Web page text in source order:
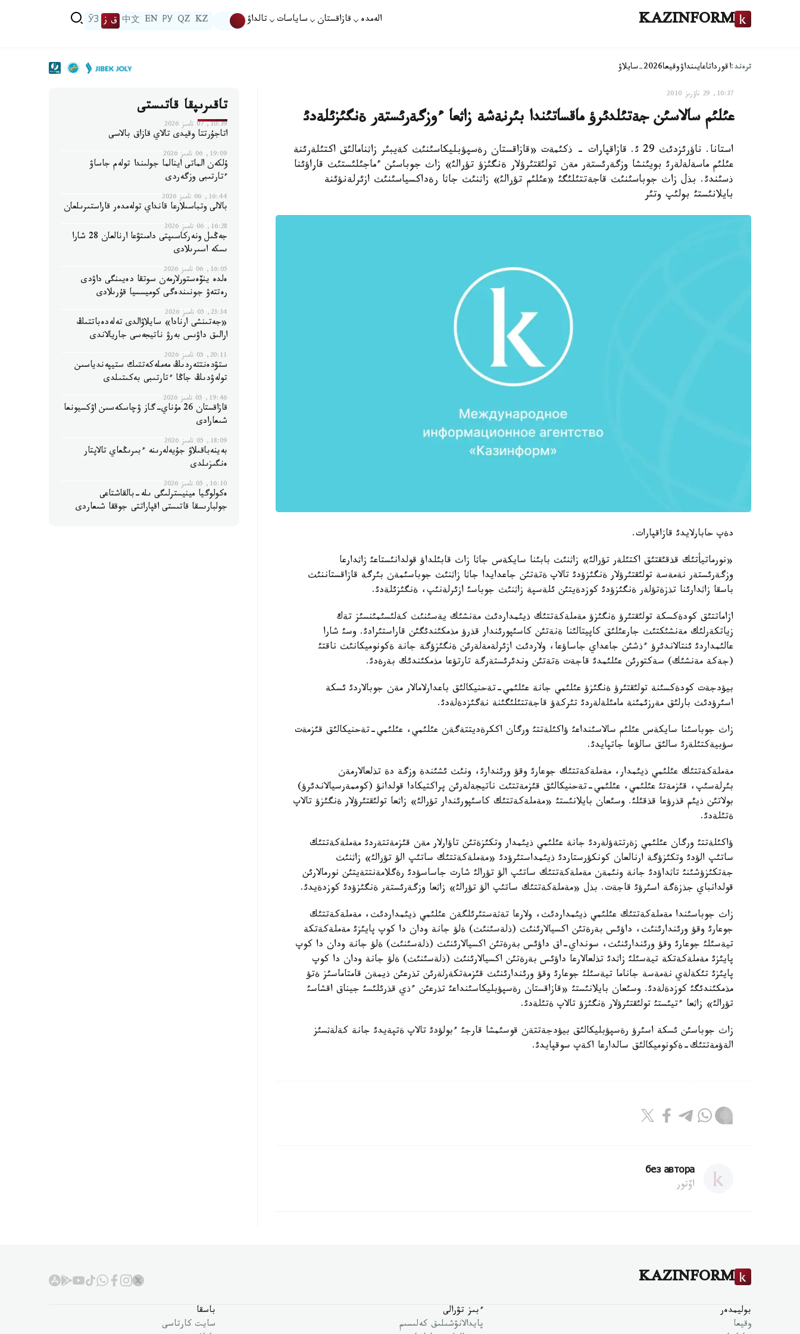
KAZINFORM الەمدە قازاقستان ساياسات تالداۋ KZ
QZ
РУ
EN
中文 ق ز ЎЗ
ترەند:اقورداتاعايىنداۋوقيعا2026-سايلاۋ
10:37, 29 ناۋرىز 2010
عئلئم سالاسئن جةتئلدئرؤ ماقساتئندا بئرنةشة زاثعا ءوزگةرئستةر ةنگئزئلةدئ
استانا. ناؤرئزدئث 29 ئ. قازاقپارات - ذكئمةت «قازاقستان رةسپؤبليكاسئنئث كةيبئر زاثنامالئق اكتئلةرئنة
عئلئم ماسةلةلةرئ بويئنشا وزگةرئستةر مةن تولئقتئرؤلار ةنگئزؤ تؤرالئ» زاث جوباسئن ءماجئلئستئث قاراؤئنا
ذسئندئ. بذل زاث جوباسئنئث قاجةتتئلئگئ «عئلئم تؤرالئ» زاثنئث جاثا رةداكسياسئنئث ازئرلةنؤئنة
بايلانئستئ بولئپ وتئر
دةپ حابارلايدئ قازاقپارات.
«نورماتيأتئك قذقئقتئق اكتئلةر تؤرالئ» زاثنئث بابئنا سايكةس جاثا زاث قابئلداؤ قولدانئستاعئ زاثدارعا
وزگةرئستةر نةمةسة تولئقتئرؤلار ةنگئزؤدئ تالاپ ةتةتئن جاعدايدا جاثا زاثنئث جوباسئمةن بئرگة قازاقستاننئث
باسقا زاثدارئنا تذزةتؤلةر ةنگئزؤدئ كوزدةيتئن ئلةسپة زاثنئث جوباسئ ازئرلةنئپ، ةنگئزئلةدئ.
ازاماتتئق كودةكسكة تولئقتئرؤ ةنگئزؤ مةملةكةتتئك ذيئمداردئث مةنشئك يةسئنئث كةلئسئمئنسئز تةك
زياتكةرلئك مةنشئكتئث جارعئلئق كاپيتالئنا ةنةتئن كاسئپورئندار قذرؤ مذمكئندئگئن قاراستئرادئ. وسئ شارا
عالئمداردئ ئنتالاندئرؤ ءذشئن جاعداي جاساؤعا، ولاردئث ازئرلةمةلةرئن ةنگئزؤگة جانة ةكونوميكانئث ناقتئ
(جةكة مةنشئك) سةكتورئن عئلئمدئ قاجةت ةتةتئن وندئرئستةرگة تارتؤعا مذمكئندئك بةرةدئ.
بيؤدجةت كودةكسئنة تولئقتئرؤ ةنگئزؤ عئلئمي جانة عئلئمي-تةحنيكالئق باعدارلامالار مةن جوبالاردئ ئسكة
اسئرؤدئث بارلئق مةرزئمئنة مامئلةلةردئ تئركةؤ قاجةتتئلئگئنة نةگئزدةلةدئ.
زاث جوباسئنا سايكةس عئلئم سالاسئنداعئ ؤاكئلةتتئ ورگان اككرةديتتةگةن عئلئمي، عئلئمي-تةحنيكالئق قئزمةت
سؤبيةكتئلةرئ سالئق سالؤعا جاتپايدئ.
مةملةكةتتئك عئلئمي ذيئمدار، مةملةكةتتئك جوعارئ وقؤ ورئندارئ، ونئث ئشئندة وزگة دة تذلعالارمةن
بئرلةسئپ، قئزمةتئ عئلئمي، عئلئمي-تةحنيكالئق قئزمةتتئث ناتيجةلةرئن پراكتيكادا قولدانؤ (كوممةرسيالاندئرؤ)
بولاتئن ذيئم قذرؤعا قذقئلئ. وسئعان بايلانئستئ «مةملةكةتتئك كاسئپورئندار تؤرالئ» زاثعا تولئقتئرؤلار ةنگئزؤ تالاپ
ةتئلةدئ.
ؤاكئلةتتئ ورگان عئلئمي زةرتتةؤلةردئ جانة عئلئمي ذيئمدار وتكئزةتئن تاؤارلار مةن قئزمةتتةردئ مةملةكةتتئك
ساتئپ الؤدئ وتكئزؤگة ارنالعان كونكؤرستاردئ ذيئمداستئرؤدئ «مةملةكةتتئك ساتئپ الؤ تؤرالئ» زاثنئث
جةتكئزؤشئنئ تاثداؤدئ جانة ونئمةن مةملةكةتتئك ساتئپ الؤ تؤرالئ شارت جاساسؤدئ رةگلامةنتتةيتئن نورمالارئن
قولدانباي جذزةگة اسئرؤئ قاجةت. بذل «مةملةكةتتئك ساتئپ الؤ تؤرالئ» زاثعا وزگةرئستةر ةنگئزؤدئ كوزدةيدئ.
زاث جوباسئندا مةملةكةتتئك عئلئمي ذيئمداردئث، ولارعا تةثةستئرئلگةن عئلئمي ذيئمداردئث، مةملةكةتتئك
جوعارئ وقؤ ورئندارئنئث، داؤئس بةرةتئن اكسيالارئنئث (ذلةسئنئث) ةلؤ جانة ودان دا كوپ پايئزئ مةملةكةتكة
تيةسئلئ جوعارئ وقؤ ورئندارئنئث، سونداي-اق داؤئس بةرةتئن اكسيالارئنئث (ذلةسئنئث) ةلؤ جانة ودان دا كوپ
پايئزئ مةملةكةتكة تيةسئلئ زاثدئ تذلعالارعا داؤئس بةرةتئن اكسيالارئنئث (ذلةسئنئث) ةلؤ جانة ودان دا كوپ
پايئزئ تئكةلةي نةمةسة جاناما تيةسئلئ جوعارئ وقؤ ورئندارئنئث قئزمةتكةرلةرئن تذرعئن ذيمةن قامتاماسئز ةتؤ
مذمكئندئگئ كوزدةلةدئ. وسئعان بايلانئستئ «قازاقستان رةسپؤبليكاسئنداعئ تذرعئن ءذي قذرئلئسئ جيناق اقشاسئ
تؤرالئ» زاثعا ءتيئستئ تولئقتئرؤلار ةنگئزؤ تالاپ ةتئلةدئ.
زاث جوباسئن ئسكة اسئرؤ رةسپؤبليكالئق بيؤدجةتتةن قوسئمشا قارجئ ءبولؤدئ تالاپ ةتپةيدئ جانة كةلةثسئز
الةؤمةتتئك-ةكونوميكالئق سالدارعا اكةپ سوقپايدئ.
без автора
اۆتور
تاقىرىپقا قاتىستى
10:39, 07 تامىز 2026
اتاجۇرتتا وقيدى تالاي قازاق بالاسى
19:09, 06 تامىز 2026
ۇلكەن الماتى اينالما جولىندا تولەم جاساۋ
ءتارتىبى وزگەردى
16:44, 06 تامىز 2026
بالالى وتباسىلارعا قانداي تولەمدەر قاراستىرىلعان
16:28, 06 تامىز 2026
جەڭىل ونەركاسىپتى دامىتۋعا ارنالعان 28 شارا
ىسكە اسىرىلادى
16:05, 06 تامىز 2026
ەلدە ينۆەستورلارمەن سوتقا دەيىنگى داۋدى
رەتتەۋ جونىندەگى كوميسسيا قۇرىلادى
23:34, 05 تامىز 2026
«جەتىنشى ارنادا» سايلاۋالدى تەلەدەباتتىڭ
ارالىق داۋىس بەرۋ ناتيجەسى جاريالاندى
20:11, 05 تامىز 2026
ستۋدەنتتەردىڭ مەملەكەتتىك ستيپەندياسىن
تولەۋدىڭ جاڭا ءتارتىبى بەكىتىلدى
19:46, 05 تامىز 2026
قازاقستان 26 مۇناي-گاز ۋچاسكەسىن اۋكسيونعا
شىعارادى
18:09, 05 تامىز 2026
بەينەباقىلاۋ جۇيەلەرىنە ءبىرىڭعاي تالاپتار
ەنگىزىلدى
16:10, 05 تامىز 2026
ەكولوگيا مينيسترلىگى ىلە-بالقاشتاعى
جولبارىسقا قاتىستى اقپاراتتى جوققا شىعاردى
KAZINFORM
بوليمدەر
وقيعا
ءبىز تۋرالى
پايدالانۋشىلىق كەلىسىم
باسقا
سايت كارتاسى